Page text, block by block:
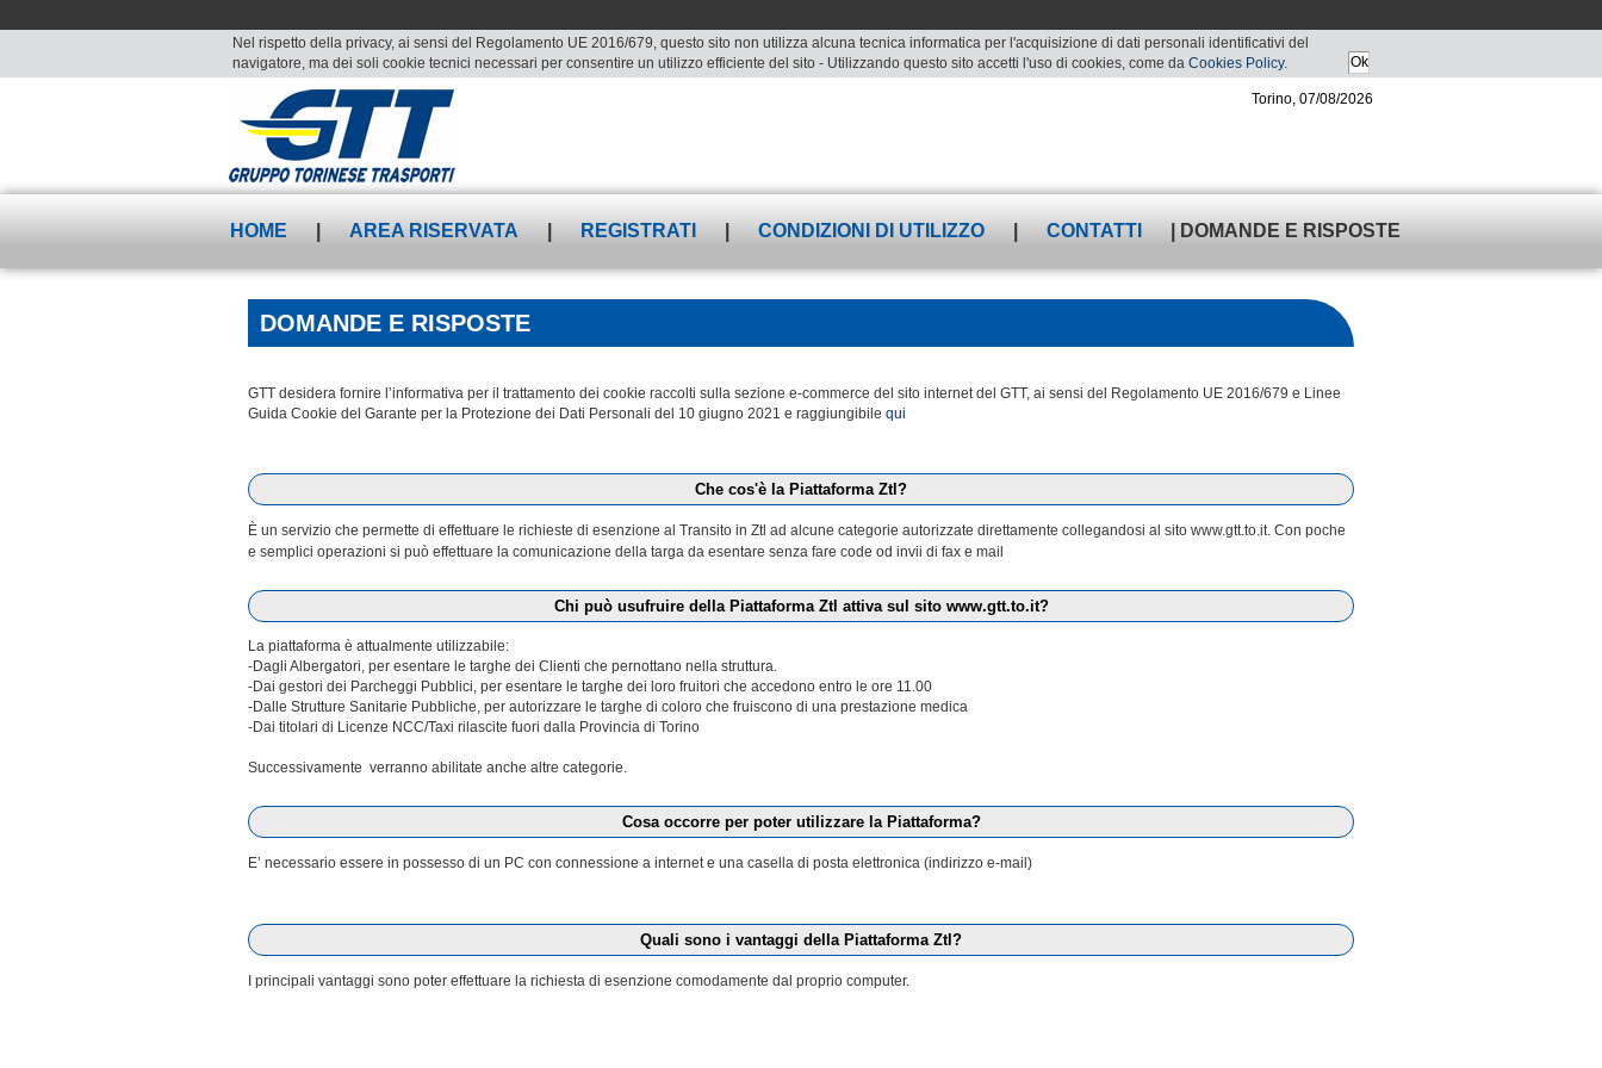
Nel rispetto della privacy, ai sensi del Regolamento UE 2016/679, questo sito non utilizza alcuna tecnica informatica per l'acquisizione di dati personali identificativi del
navigatore, ma dei soli cookie tecnici necessari per consentire un utilizzo efficiente del sito - Utilizzando questo sito accetti l'uso di cookies, come da Cookies Policy.
Torino, 07/08/2026
HOME AREA RISERVATA REGISTRATI CONDIZIONI DI UTILIZZO CONTATTI | DOMANDE E RISPOSTE
DOMANDE E RISPOSTE
GTT desidera fornire l’informativa per il trattamento dei cookie raccolti sulla sezione e-commerce del sito internet del GTT, ai sensi del Regolamento UE 2016/679 e Linee
Guida Cookie del Garante per la Protezione dei Dati Personali del 10 giugno 2021 e raggiungibile qui
Che cos'è la Piattaforma Ztl?
È un servizio che permette di effettuare le richieste di esenzione al Transito in Ztl ad alcune categorie autorizzate direttamente collegandosi al sito www.gtt.to.it. Con poche
e semplici operazioni si può effettuare la comunicazione della targa da esentare senza fare code od invii di fax e mail
Chi può usufruire della Piattaforma Ztl attiva sul sito www.gtt.to.it?
La piattaforma è attualmente utilizzabile:
-Dagli Albergatori, per esentare le targhe dei Clienti che pernottano nella struttura.
-Dai gestori dei Parcheggi Pubblici, per esentare le targhe dei loro fruitori che accedono entro le ore 11.00
-Dalle Strutture Sanitarie Pubbliche, per autorizzare le targhe di coloro che fruiscono di una prestazione medica
-Dai titolari di Licenze NCC/Taxi rilascite fuori dalla Provincia di Torino
Successivamente verranno abilitate anche altre categorie.
Cosa occorre per poter utilizzare la Piattaforma?
E’ necessario essere in possesso di un PC con connessione a internet e una casella di posta elettronica (indirizzo e-mail)
Quali sono i vantaggi della Piattaforma Ztl?
I principali vantaggi sono poter effettuare la richiesta di esenzione comodamente dal proprio computer.